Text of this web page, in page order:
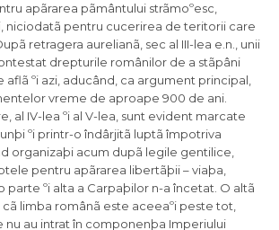
apãrarea pãmântului strãmoºesc,
niciodatã pentru cucerirea de teritorii care
retragera aurelianã, sec al III-lea e.n., unii
drepturile românilor de a stãpâni
ºi azi, aducând, ca argument principal,
vreme de aproape 900 de ani.
al IV-lea ºi al V-lea, sunt evident marcate
ºi printr-o îndârjitã luptã împotriva
organizaþi acum dupã legile gentilice,
pentru apãrarea libertãþii – viaþa,
parte ºi alta a Carpaþilor n-a încetat. O altã
limba românã este aceeaºi peste tot,
nu au intrat în componenþa Imperiului